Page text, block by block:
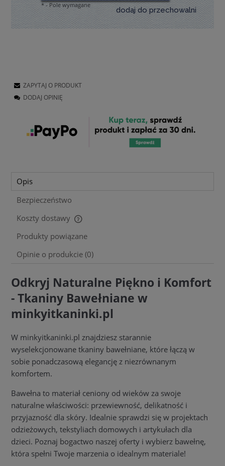
dodaj do przechowalni
*- Pole wymagane
ZAPYTAJ O PRODUKT
DODAJ OPINIĘ
Opis
Bezpieczeństwo
Koszty dostawy
Cena nie zawiera ewentualnych kosztów płatności
Produkty powiązane
Opinie o produkcie (0)
Odkryj Naturalne Piękno i Komfort
- Tkaniny Bawełniane w
minkyitkaninki.pl
W minkyitkaninki.pl znajdziesz starannie
wyselekcjonowane tkaniny bawełniane, które łączą w
sobie ponadczasową elegancję z niezrównanym
komfortem.
Bawełna to materiał ceniony od wieków za swoje
naturalne właściwości: przewiewność, delikatność i
przyjazność dla skóry. Idealnie sprawdzi się w projektach
odzieżowych, tekstyliach domowych i artykułach dla
dzieci. Poznaj bogactwo naszej oferty i wybierz bawełnę,
która spełni Twoje marzenia o idealnym materiale!